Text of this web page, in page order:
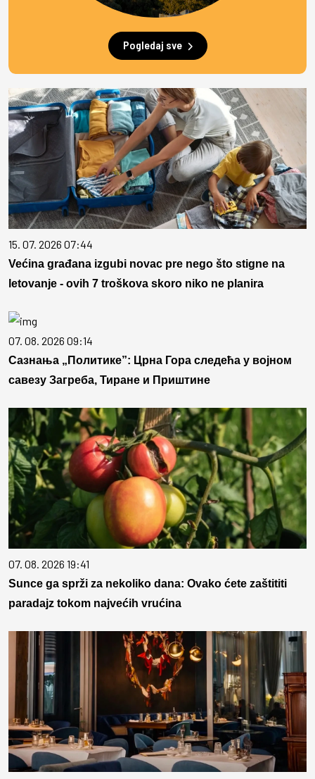
Pogledaj sve
15. 07. 2026 07:44
Većina građana izgubi novac pre nego što stigne na
letovanje - ovih 7 troškova skoro niko ne planira
07. 08. 2026 09:14
Сазнања „Политике”: Црна Гора следећа у војном
савезу Загреба, Тиране и Приштине
07. 08. 2026 19:41
Sunce ga sprži za nekoliko dana: Ovako ćete zaštititi
paradajz tokom najvećih vrućina